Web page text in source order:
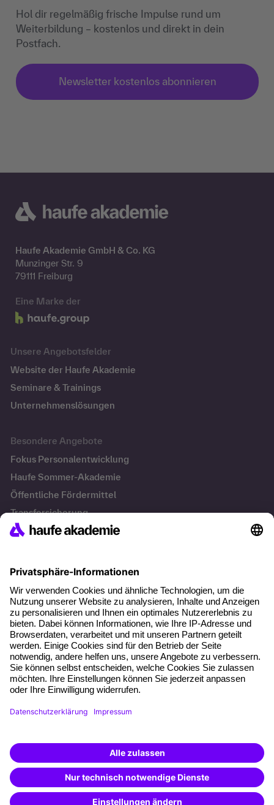
Hol dir regelmäßig frische Impulse rund um
Weiterbildung – kostenlos und direkt in dein
Postfach.
Newsletter kostenlos abonnieren
Haufe Akademie GmbH & Co. KG
Munzinger Str. 9
79111 Freiburg
Eine Marke der
Unsere Angebotsfelder
Website der Haufe Akademie
Seminare & Trainings
Unternehmenslösungen
Besondere Angebote
Fokus Personalentwicklung
Haufe Sommer-Akademie
Öffentliche Fördermittel
Transfersicherung
Führung im KI-Zeitalter: Wie Human-AI-Leadership Teams
stark macht
Operatives Personalmanagement: Aufgaben, Prozesse
und Grundlagen im Überblick
KI Texte menschlicher machen und unverwechselbar
bleiben
KI-Projekte zum Erfolg bringen
Datenschutz
Cookie-Einstellungen
InstagramYouTube
TikTok